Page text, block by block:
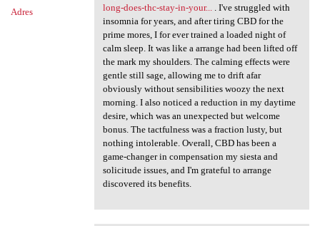
Adres
long-does-thc-stay-in-your...
. I've struggled with
insomnia for years, and after tiring CBD for the
prime mores, I for ever trained a loaded night of
calm sleep. It was like a arrange had been lifted off
the mark my shoulders. The calming effects were
gentle still sage, allowing me to drift afar
obviously without sensibilities woozy the next
morning. I also noticed a reduction in my daytime
desire, which was an unexpected but welcome
bonus. The tactfulness was a fraction lusty, but
nothing intolerable. Overall, CBD has been a
game-changer in compensation my siesta and
solicitude issues, and I'm grateful to arrange
discovered its benefits.